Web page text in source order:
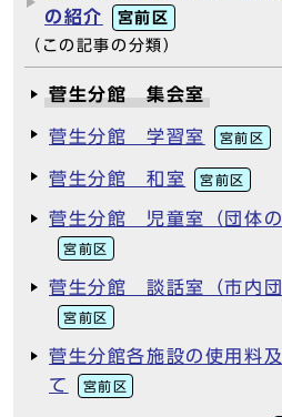
の紹介
宮前区
（この記事の分類）
菅生分館 集会室
菅生分館 学習室 宮前区
菅生分館 和室 宮前区
菅生分館 児童室（団体の
宮前区
菅生分館 談話室（市内団
宮前区
菅生分館各施設の使用料
て
宮前区